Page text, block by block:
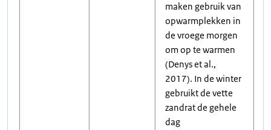
maken gebruik van
opwarmplekken in
de vroege morgen
om op te warmen
(Denys et al.,
2017). In de winter
gebruikt de vette
zandrat de gehele
dag